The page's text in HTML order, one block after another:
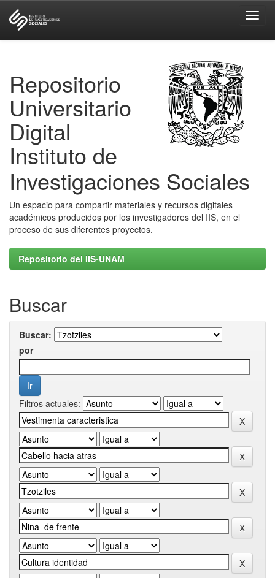
Repositorio
Universitario
Digital
Instituto de
Investigaciones Sociales
Un espacio para compartir materiales y recursos digitales
académicos producidos por los investigadores del IIS, en el
proceso de sus diferentes proyectos.
Repositorio del IIS-UNAM
Buscar
Buscar:
por
Filtros actuales: